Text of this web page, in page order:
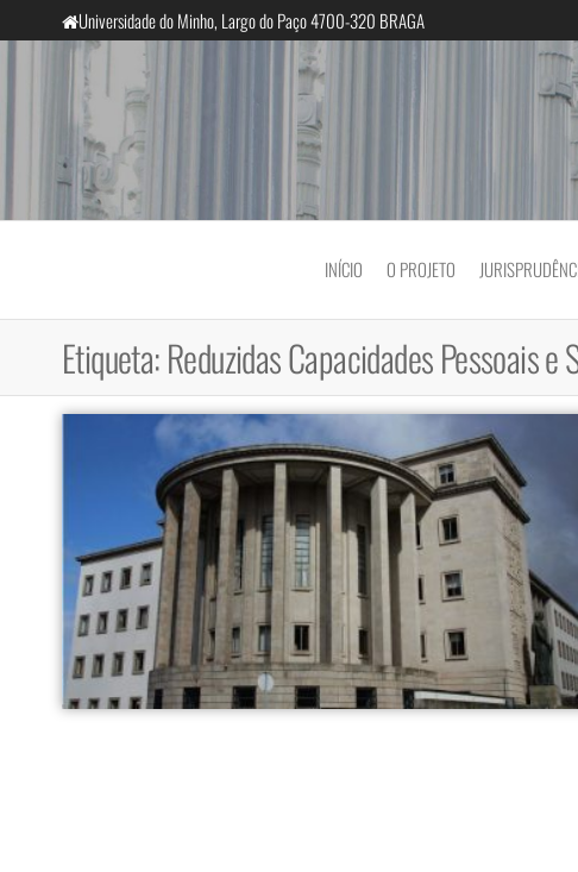
para
Universidade do Minho, Largo do Paço 4700-320 BRAGA
InclusiveCourts
INÍCIO O PROJETO
Etiqueta:Reduzidas Capacidades Pessoais e